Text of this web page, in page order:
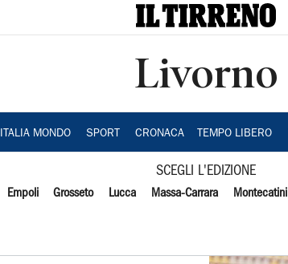
Livorno
ITALIA MONDO SPORT CRONACA TEMPO LIBERO
SCEGLI L'EDIZIONE
Empoli Grosseto Lucca Massa-Carrara Montecatini